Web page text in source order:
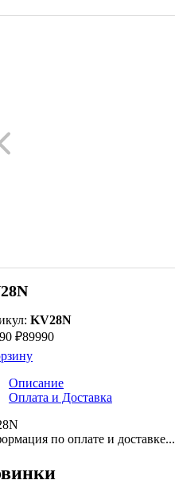
KV28N
₽89990
Описание
Оплата и Доставка
по оплате и доставке...